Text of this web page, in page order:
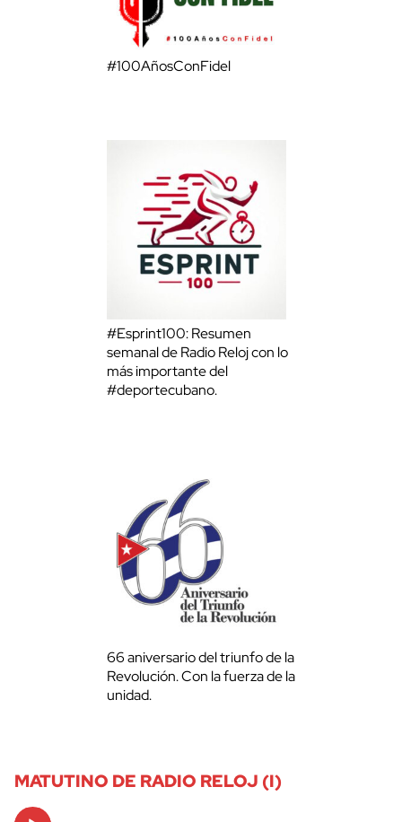
#100AñosConFidel
#Esprint100: Resumen
semanal de Radio Reloj con lo
más importante del
#deportecubano.
66 aniversario del triunfo de la
Revolución. Con la fuerza de la
unidad.
MATUTINO DE RADIO RELOJ (I)
Audio